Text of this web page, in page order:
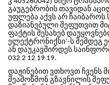
გაუგებრობის თავიდან
უფლება აქვს არ ჩაიბაროს
დაზიანებული შეფუთვით
ფაქტის შესახებ
ელექტრონიქსი’-ს შემდეგ
ან დაუკავშირდეს
032 2 12 19 19.
დაჟინებით ვთხოვთ ჩვენს
შეამოწმონ გზავნილის